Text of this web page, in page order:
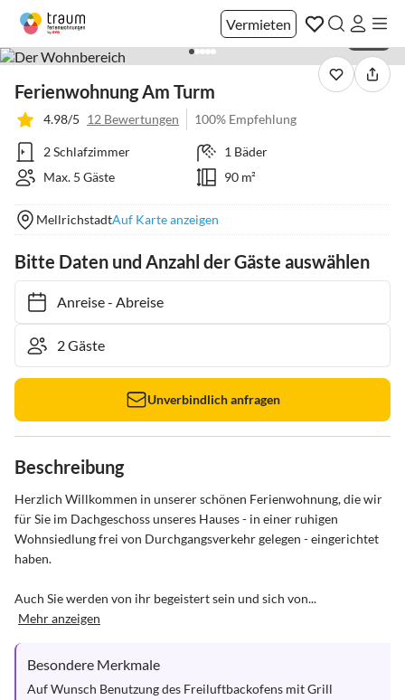
Vermieten
Ferienwohnung Am Turm
4.98/5 12 Bewertungen 100% Empfehlung
2 Schlafzimmer
1 Bäder
Max. 5 Gäste
90 m²
MellrichstadtAuf Karte anzeigen
Bitte Daten und Anzahl der Gäste auswählen
Anreise- Abreise
Unverbindlich anfragen
Beschreibung
Herzlich Willkommen in unserer schönen Ferienwohnung, die wir
für Sie im Dachgeschoss unseres Hauses - in einer ruhigen
Wohnsiedlung frei von Durchgangsverkehr gelegen - eingerichtet
haben.
Auch Sie werden von ihr begeistert sein und sich von...
Mehr anzeigen
Besondere Merkmale
Auf Wunsch Benutzung des Freiluftbackofens mit Grill